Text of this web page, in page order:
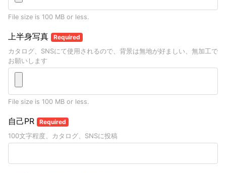
File size is 100 MB or less.
上半身写真 Required
カタログ、SNSにて使用されるので、背景は無地が好ましい、無加工で
お願いします
File size is 100 MB or less.
自己PR Required
100文字程度、カタログ、SNSに投稿